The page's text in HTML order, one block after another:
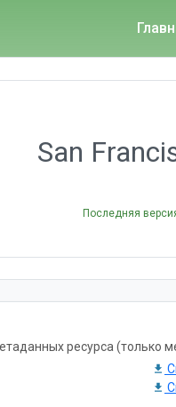
San
Последняя
ресурса (только